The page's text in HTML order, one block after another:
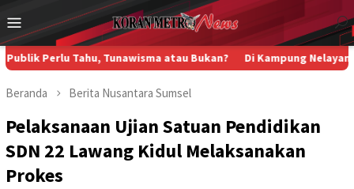
ke
konten
Menu
Mobile
Tunawisma atau Bukan? Di Kampung Nelayan Pakis Jaya
Beranda Berita Nusantara Sumsel
Pelaksanaan Ujian Satuan Pendidikan
SDN 22 Lawang Kidul Melaksanakan
Prokes